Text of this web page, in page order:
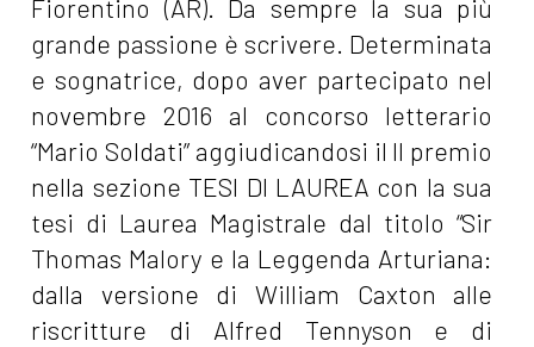
Fiorentino (AR). Da sempre la sua più
grande passione è scrivere. Determinata
e sognatrice, dopo aver partecipato nel
novembre 2016 al concorso letterario
“Mario Soldati” aggiudicandosi il II premio
nella sezione TESI DI LAUREA con la sua
tesi di Laurea Magistrale dal titolo “Sir
Thomas Malory e la Leggenda Arturiana:
dalla versione di William Caxton alle
riscritture di Alfred Tennyson e di